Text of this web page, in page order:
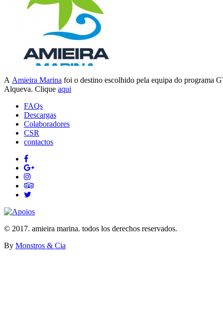
A Amieira Marina foi o destino escolhido pela equipa do programa
Alqueva. Clique aqui
FAQs
Descargas
Colaboradores
CSR
contactos
© 2017. amieira marina. todos los derechos reservados.
By Monstros & Cia